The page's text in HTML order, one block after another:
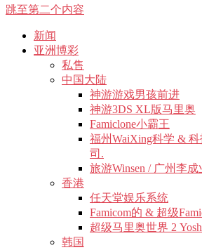
跳至第二个内容
新闻
亚洲博彩
私售
中国大陆
神游游戏男孩前进
神游3DS XL版马里奥
Famiclone小霸王
福州WaiXing科学 &
司.
旅游Winsen / 广州李
香港
任天堂娱乐系统
Famicom的 & 超级
超级马里奥世界 2
韩国